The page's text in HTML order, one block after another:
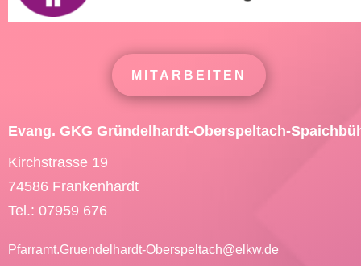
MITARBEITEN
Evang. GKG Gründelhardt-Oberspeltach-
Kirchstrasse 19
74586 Frankenhardt
Tel.: 07959 676
Pfarramt.Gruendelhardt-Oberspeltach@elkw.de